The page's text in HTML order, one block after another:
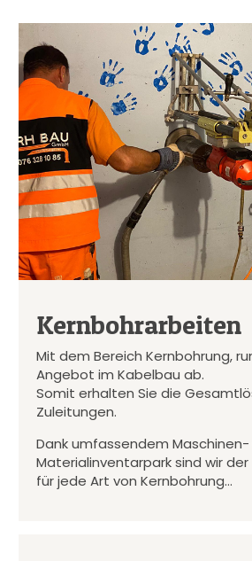
Kernbohrarbeiten
Mit dem Bereich Kernbohrung,
Angebot im Kabelbau ab.
Somit erhalten Sie die
Zuleitungen.
Dank umfassendem Maschinen-
Materialinventarpark sind wir
für jede Art von Kernbohrung…